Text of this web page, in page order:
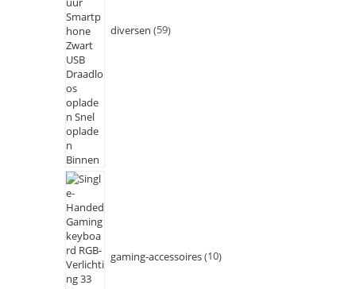
diversen 59
gaming-accessoires 10